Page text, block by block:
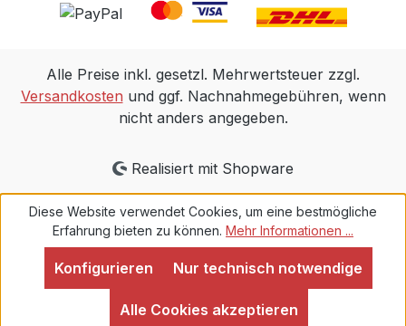
Alle Preise inkl. gesetzl. Mehrwertsteuer zzgl.
Versandkosten und ggf. Nachnahmegebühren, wenn
nicht anders angegeben.
Realisiert mit Shopware
Diese Website verwendet Cookies, um eine bestmögliche
Erfahrung bieten zu können. Mehr Informationen ...
Nur technisch notwendige
Konfigurieren
Alle Cookies akzeptieren